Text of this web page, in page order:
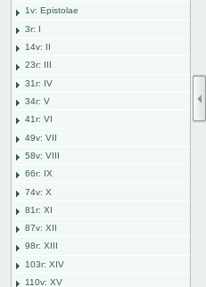
1v: Epistolae
3r: I
14v: II
23r: III
31r: IV
34r: V
41r: VI
49v: VII
58v: VIII
66r: IX
74v: X
81r: XI
87v: XII
98r: XIII
103r: XIV
110v: XV